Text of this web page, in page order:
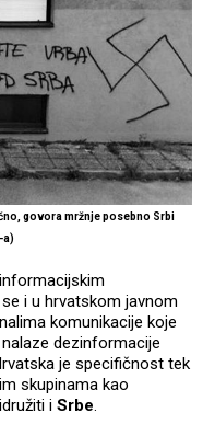
govora mržnje posebno Srbi
a)
i u hrvatskom javnom
komunikacije koje
dezinformacije
je specifičnost tek
skupinama kao
i Srbe.